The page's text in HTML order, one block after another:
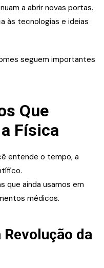
a abrir novas portas.
às tecnologias e ideias
seguem importantes
Que
Física
entende o tempo, a
que ainda usamos em
médicos.
da